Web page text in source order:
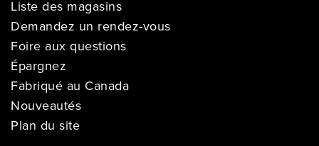
Liste des magasins
Demandez un rendez-vous
Foire aux questions
Épargnez
Fabriqué au Canada
Nouveautés
Plan du site